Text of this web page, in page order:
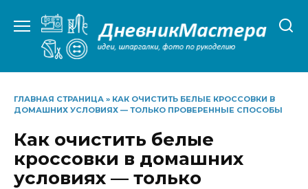
содержанию
ГЛАВНАЯ СТРАНИЦА » КАК ОЧИСТИТЬ БЕЛЫЕ КРОССОВКИ В
ДОМАШНИХ УСЛОВИЯХ — ТОЛЬКО ПРОВЕРЕННЫЕ СПОСОБЫ
Как очистить белые
кроссовки в домашних
условиях — только